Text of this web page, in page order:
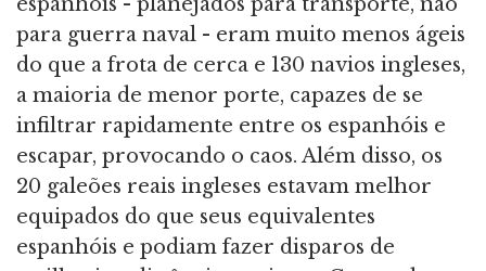
para guerra naval - eram muito menos ágeis
do que a frota de cerca e 130 navios ingleses,
a maioria de menor porte, capazes de se
infiltrar rapidamente entre os espanhóis e
escapar, provocando o caos. Além disso, os
20 galeões reais ingleses estavam melhor
equipados do que seus equivalentes
espanhóis e podiam fazer disparos de